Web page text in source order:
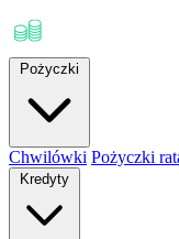
Pożyczki
Chwilówki Pożyczki
Kredyty